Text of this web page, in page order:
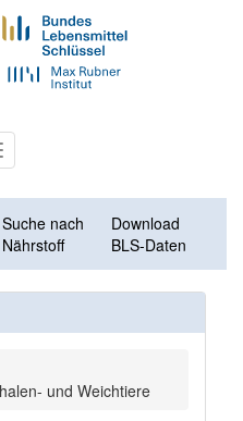
Suche nach
Nährstoff
Download
BLS-Daten
und Weichtiere